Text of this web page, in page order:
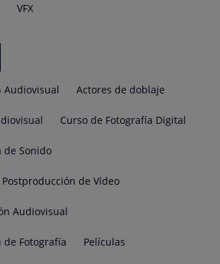
VFX
Audiovisual Actores de doblaje
Curso de Fotografía Digital
de Sonido
de Vídeo
Audiovisual
de Fotografía Películas